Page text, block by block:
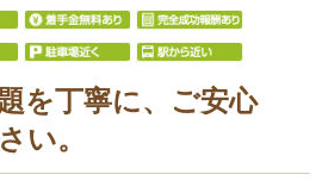
を丁寧に、ご安心
い。